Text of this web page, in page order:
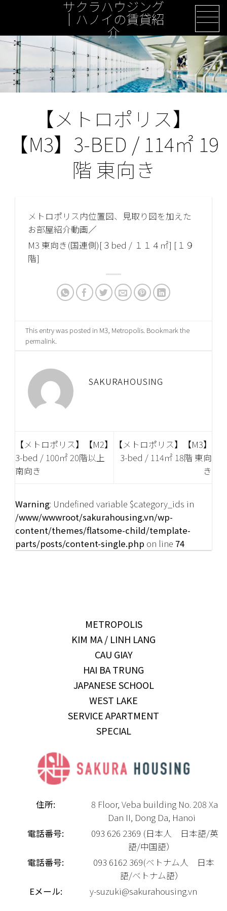
content
サクラハウジング
｜ハノイの賃貸紹
介
【メトロポリス】
【M3】3-BED / 114㎡ 19
階 東向き
メトロポリス内位置図、見取り図を加えた
お部屋紹介動画／
M3 東向き(国連側)[３bed / １１４㎡] [１９
階]
This entry was posted in M3, Metropolis. Bookmark the
permalink.
SAKURAHOUSING
【メトロポリス】【M2】
3-bed / 100㎡ 20階以上
南向き
【メトロポリス】【M3】
3-bed / 114㎡ 18階 東向
き
Warning: Undefined variable $category_ids in
/www/wwwroot/sakurahousing.vn/wp-
content/themes/flatsome-child/template-
parts/posts/content-single.php on line 74
METROPOLIS
KIM MA / LINH LANG
CAU GIAY
HAI BA TRUNG
JAPANESE SCHOOL
WEST LAKE
SERVICE APARTMENT
SPECIAL
住所:
8 Floor, Veba building No. 208 Xa
Dan II, Dong Da, Hanoi
電話番号:
093 626 2369 (日本人 日本語/英
語/中国語）
電話番号:
093 6162 369(ベトナム人 日本
語/ベトナム語）
Eメール:
y-suzuki@sakurahousing.vn